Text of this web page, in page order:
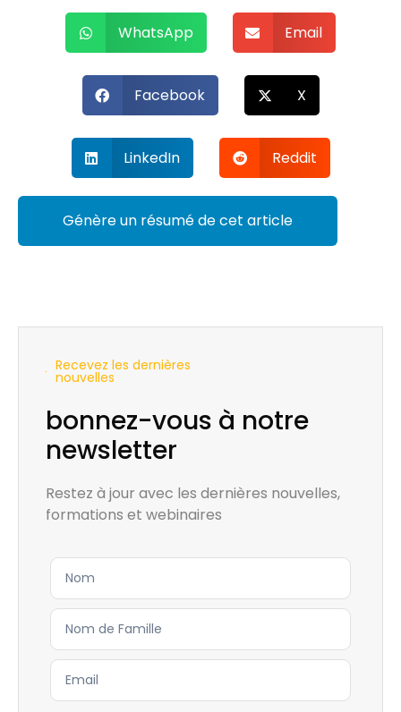
WhatsApp Email
Facebook X
LinkedIn Reddit
Génère un résumé de cet article
Recevez les dernières
nouvelles
bonnez-vous à notre
newsletter
Restez à jour avec les dernières nouvelles,
formations et webinaires